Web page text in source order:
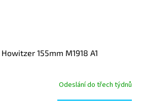
155mm M1918 A1
Odeslání do třech týdnů